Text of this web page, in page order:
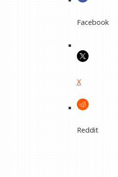
Facebook
X
Reddit